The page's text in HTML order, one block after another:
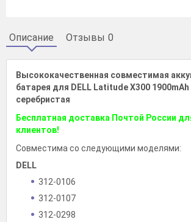
Описание Отзывы 0
Высококачественная совместимая
батарея для DELL Latitude X300 1900mAh
серебристая
Бесплатная доставка Почтой России
клиентов!
Совместима со следующими моделями:
DELL
312-0106
312-0107
312-0298